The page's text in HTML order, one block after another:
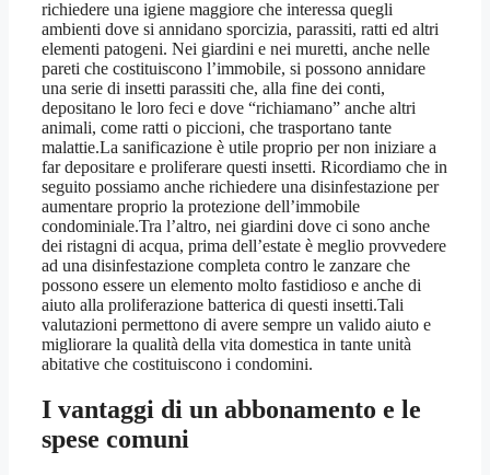
richiedere una igiene maggiore che interessa quegli
ambienti dove si annidano sporcizia, parassiti, ratti ed altri
elementi patogeni. Nei giardini e nei muretti, anche nelle
pareti che costituiscono l’immobile, si possono annidare
una serie di insetti parassiti che, alla fine dei conti,
depositano le loro feci e dove “richiamano” anche altri
animali, come ratti o piccioni, che trasportano tante
malattie.La sanificazione è utile proprio per non iniziare a
far depositare e proliferare questi insetti. Ricordiamo che in
seguito possiamo anche richiedere una disinfestazione per
aumentare proprio la protezione dell’immobile
condominiale.Tra l’altro, nei giardini dove ci sono anche
dei ristagni di acqua, prima dell’estate è meglio provvedere
ad una disinfestazione completa contro le zanzare che
possono essere un elemento molto fastidioso e anche di
aiuto alla proliferazione batterica di questi insetti.Tali
valutazioni permettono di avere sempre un valido aiuto e
migliorare la qualità della vita domestica in tante unità
abitative che costituiscono i condomini.
I vantaggi di un abbonamento e le
spese comuni